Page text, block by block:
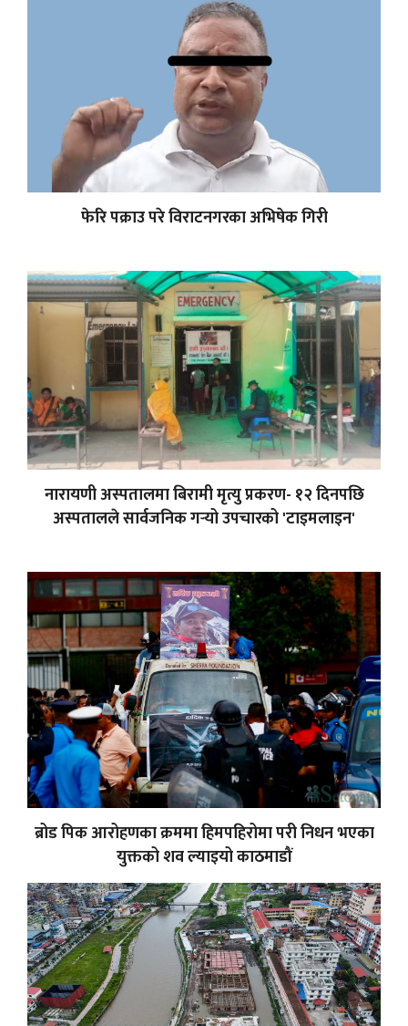
फेरि पक्राउ परे विराटनगरका अभिषेक गिरी
नारायणी अस्पतालमा बिरामी मृत्यु प्रकरण- १२ दिनपछि
अस्पतालले सार्वजनिक गर्‍यो उपचारको 'टाइमलाइन'
ब्रोड पिक आरोहणका क्रममा हिमपहिरोमा परी निधन भएका
युक्तको शव ल्याइयो काठमाडौं